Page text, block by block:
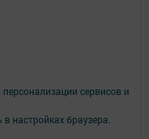
персонализации сервисов и
настройках браузера.